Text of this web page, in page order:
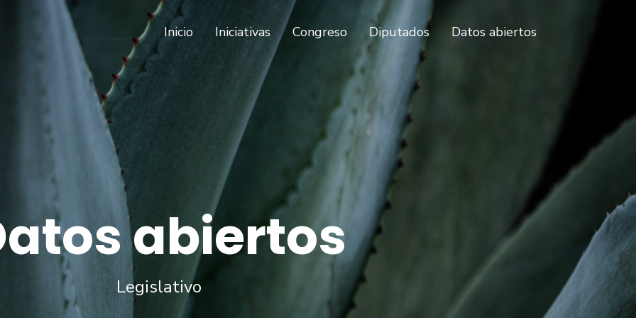
Inicio(current)
Iniciativas Congreso Diputados Datos abiertos
abiertos
Legislativo